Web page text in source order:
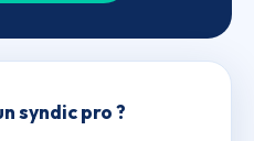
syndic pro ?